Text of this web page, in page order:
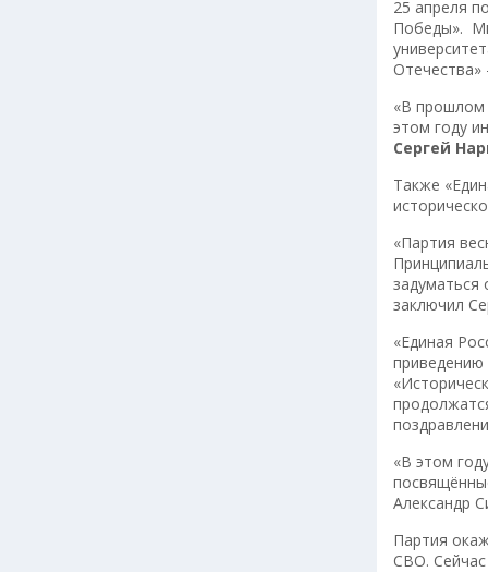
25 апреля
Победы».
«В прошлом
этом году
Сергей
Также
«Партия
заключил
«Единая
приведению
«В этом
Александр
Партия
СВО.